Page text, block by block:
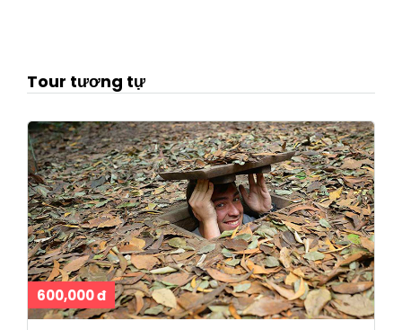
Tour tương tự
600,000 đ